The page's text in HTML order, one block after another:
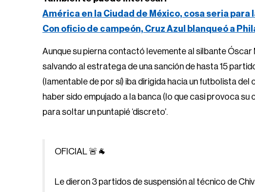
América en la Ciudad de México, cosa seria para
Con oficio de campeón, Cruz Azul blanqueó a
Aunque su pierna contactó levemente al silbante
salvando al estratega de una sanción de hasta 15
(lamentable de por sí) iba dirigida hacia un futbolista
haber sido empujado a la banca (lo que casi provoca
para soltar un puntapié ‘discreto’.
OFICIAL 🚨🐐
Le dieron 3 partidos de suspensión al técnico de